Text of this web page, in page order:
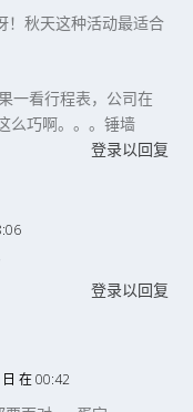
！秋天这种活动最适合
一看行程表，公司在
么巧啊。。。锤墙
登录以回复
登录以回复
在 00:42